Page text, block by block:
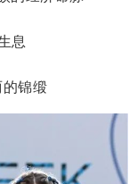
息
锦缎